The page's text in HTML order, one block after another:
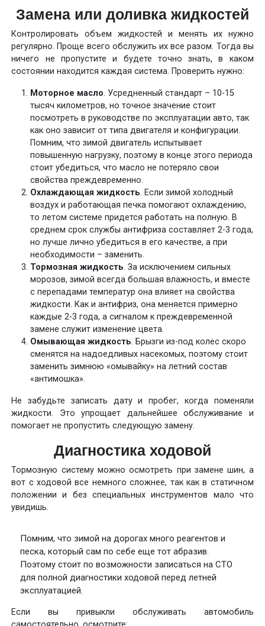
Замена или доливка жидкостей
Контролировать объем жидкостей и менять их нужно
регулярно. Проще всего обслужить их все разом. Тогда вы
ничего не пропустите и будете точно знать, в каком
состоянии находится каждая система. Проверить нужно:
Моторное масло. Усредненный стандарт – 10-15
тысяч километров, но точное значение стоит
посмотреть в руководстве по эксплуатации авто, так
как оно зависит от типа двигателя и конфигурации.
Помним, что зимой двигатель испытывает
повышенную нагрузку, поэтому в конце этого периода
стоит убедиться, что масло не потеряло свои
свойства преждевременно.
Охлаждающая жидкость. Если зимой холодный
воздух и работающая печка помогают охлаждению,
то летом системе придется работать на полную. В
среднем срок службы антифриза составляет 2-3 года,
но лучше лично убедиться в его качестве, а при
необходимости – заменить.
Тормозная жидкость. За исключением сильных
морозов, зимой всегда большая влажность, и вместе
с перепадами температур она влияет на свойства
жидкости. Как и антифриз, она меняется примерно
каждые 2-3 года, а сигналом к преждевременной
замене служит изменение цвета.
Омывающая жидкость. Брызги из-под колес скоро
сменятся на надоедливых насекомых, поэтому стоит
заменить зимнюю «омывайку» на летний состав
«антимошка».
Не забудьте записать дату и пробег, когда поменяли
жидкости. Это упрощает дальнейшее обслуживание и
помогает не пропустить следующую замену.
Диагностика ходовой
Тормозную систему можно осмотреть при замене шин, а
вот с ходовой все немного сложнее, так как в статичном
положении и без специальных инструментов мало что
увидишь.
Помним, что зимой на дорогах много реагентов и
песка, который сам по себе еще тот абразив.
Поэтому стоит по возможности записаться на СТО
для полной диагностики ходовой перед летней
эксплуатацией.
Если вы привыкли обслуживать автомобиль